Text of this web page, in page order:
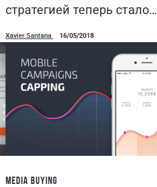
стратегией теперь стало…
Xavier Santana 16/05/2018
MEDIA BUYING